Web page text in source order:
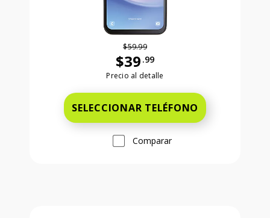
$59.99
$39 .99
Antes el precio era 59 dollars and
Precio al detalle
SELECCIONAR TELÉFONO
Comparar